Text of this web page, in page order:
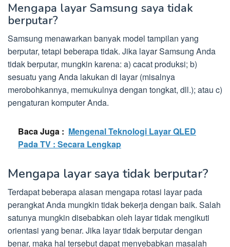
Mengapa layar Samsung saya tidak
berputar?
Samsung menawarkan banyak model tampilan yang
berputar, tetapi beberapa tidak. Jika layar Samsung Anda
tidak berputar, mungkin karena: a) cacat produksi; b)
sesuatu yang Anda lakukan di layar (misalnya
merobohkannya, memukulnya dengan tongkat, dll.); atau c)
pengaturan komputer Anda.
Baca Juga : Mengenal Teknologi Layar QLED
Pada TV : Secara Lengkap
Mengapa layar saya tidak berputar?
Terdapat beberapa alasan mengapa rotasi layar pada
perangkat Anda mungkin tidak bekerja dengan baik. Salah
satunya mungkin disebabkan oleh layar tidak mengikuti
orientasi yang benar. Jika layar tidak berputar dengan
benar, maka hal tersebut dapat menyebabkan masalah